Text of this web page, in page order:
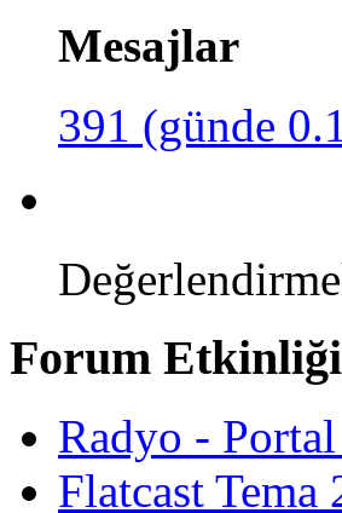
Mesajlar
391 (günde
Forum Etkinliği
Radyo -
Flatcast Tema